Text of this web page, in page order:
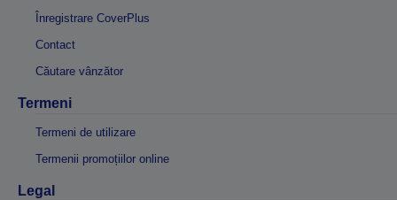
Înregistrare CoverPlus
Contact
Căutare vânzător
Termeni
Termeni de utilizare
Termenii promoțiilor online
Legal